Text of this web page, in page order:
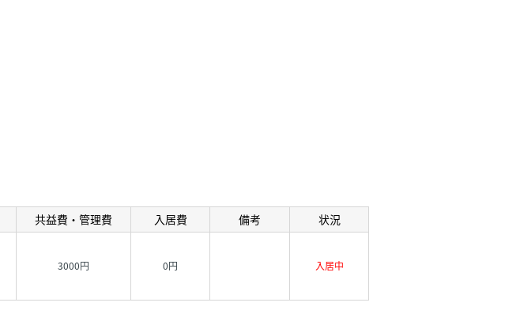
共益費・管理費 入居費 備考 状況
3000円 0円 入居中